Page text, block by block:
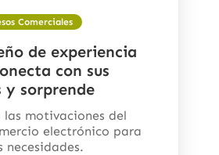
Comerciales
de experiencia
con sus
y sorprende
motivaciones del
electrónico para
necesidades.